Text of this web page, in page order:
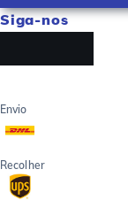
Siga-nos
Envio
Recolher